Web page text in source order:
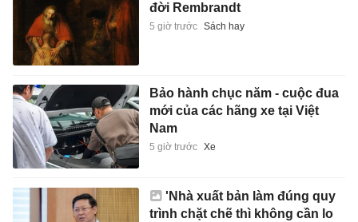
đời Rembrandt
5 giờ trước Sách hay
Bảo hành chục năm - cuộc đua
mới của các hãng xe tại Việt
Nam
5 giờ trước Xe
'Nhà xuất bản làm đúng quy
trình chặt chẽ thì không cần lo